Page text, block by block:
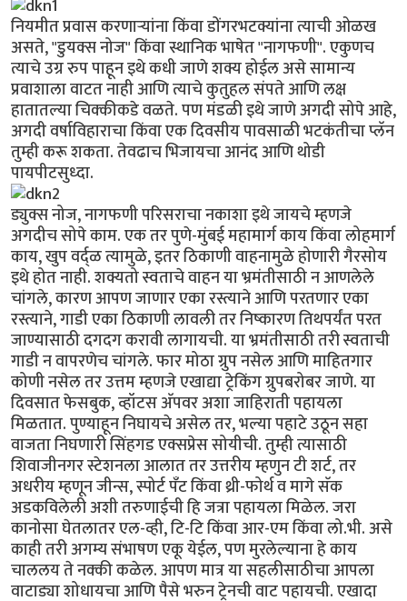
नियमीत प्रवास करणार्‍यांना किंवा डोंगरभटक्यांना त्याची ओळख
असते, "डुयक्स नोज" किंवा स्थानिक भाषेत "नागफणी". एकुणच
त्याचे उग्र रुप पाहून इथे कधी जाणे शक्य होईल असे सामान्य
प्रवाशाला वाटत नाही आणि त्याचे कुतुहल संपते आणि लक्ष
हातातल्या चिक्कीकडे वळते. पण मंडळी इथे जाणे अगदी सोपे आहे,
अगदी वर्षाविहाराचा किंवा एक दिवसीय पावसाळी भटकंतीचा प्लॅन
तुम्ही करू शकता. तेवढाच भिजायचा आनंद आणि थोडी
पायपीटसुध्दा.
ड्युक्स नोज, नागफणी परिसराचा नकाशा इथे जायचे म्हणजे
अगदीच सोपे काम. एक तर पुणे-मुंबई महामार्ग काय किंवा लोहमार्ग
काय, खुप वर्द्ळ त्यामुळे, इतर ठिकाणी वाहनामुळे होणारी गैरसोय
इथे होत नाही. शक्यतो स्वताचे वाहन या भ्रमंतीसाठी न आणलेले
चांगले, कारण आपण जाणार एका रस्त्याने आणि परतणार एका
रस्त्याने, गाडी एका ठिकाणी लावली तर निष्कारण तिथपर्यंत परत
जाण्यासाठी दगदग करावी लागायची. या भ्रमंतीसाठी तरी स्वताची
गाडी न वापरणेच चांगले. फार मोठा ग्रुप नसेल आणि माहितगार
कोणी नसेल तर उत्तम म्हणजे एखाद्या ट्रेकिंग ग्रुपबरोबर जाणे. या
दिवसात फेसबुक, व्हॉटस अ‍ॅपवर अशा जाहिराती पहायला
मिळतात. पुण्याहून निघायचे असेल तर, भल्या पहाटे उठून सहा
वाजता निघणारी सिंहगड एक्सप्रेस सोयीची. तुम्ही त्यासाठी
शिवाजीनगर स्टेशनला आलात तर उत्तरीय म्हणुन टी शर्ट, तर
अधरीय म्हणून जीन्स, स्पोर्ट पँट किंवा थ्री-फोर्थ व मागे सॅक
अडकविलेली अशी तरुणाईची हि जत्रा पहायला मिळेल. जरा
कानोसा घेतलातर एल-व्ही, टि-टि किंवा आर-एम किंवा लो.भी. असे
काही तरी अगम्य संभाषण एकू येईल, पण मुरलेल्याना हे काय
चाललय ते नक्की कळेल. आपण मात्र या सहलीसाठीचा आपला
वाटाड्या शोधायचा आणि पैसे भरुन ट्रेनची वाट पहायची. एखादा